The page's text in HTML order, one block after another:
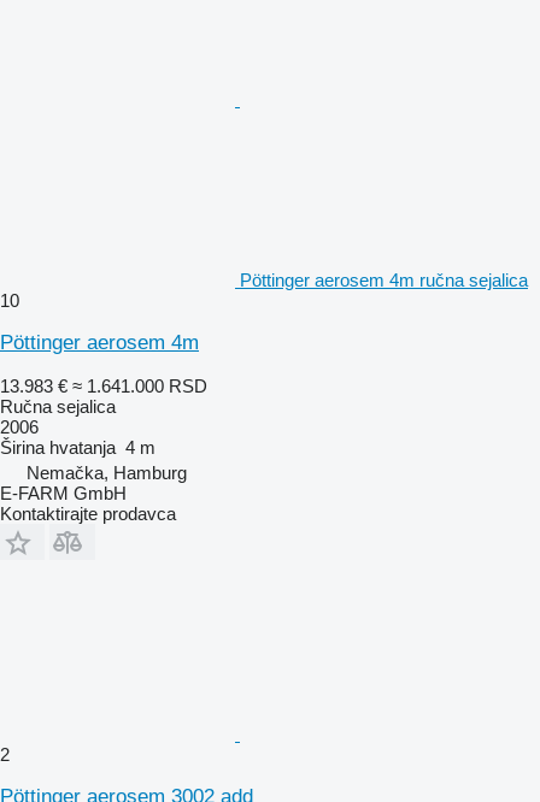
Pöttinger aerosem 4m ručna sejalica
10
Pöttinger aerosem 4m
13.983 € ≈ 1.641.000 RSD
Ručna sejalica
2006
Širina hvatanja 4 m
Nemačka, Hamburg
E-FARM GmbH
Kontaktirajte prodavca
2
Pöttinger aerosem 3002 add